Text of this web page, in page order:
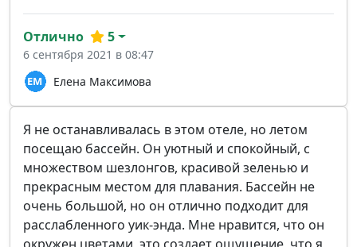
Елена Максимова
Отлично 5
6 сентября 2021 в 08:47
Я не останавливалась в этом отеле, но летом
посещаю бассейн. Он уютный и спокойный, с
множеством шезлонгов, красивой зеленью и
прекрасным местом для плавания. Бассейн не
очень большой, но он отлично подходит для
расслабленного уик-энда. Мне нравится, что он